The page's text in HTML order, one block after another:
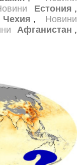
Естония ,
Чехия , Новини
Афганистан ,